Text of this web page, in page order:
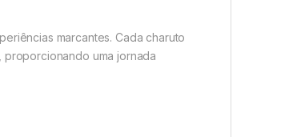
marcantes. Cada charuto
uma jornada